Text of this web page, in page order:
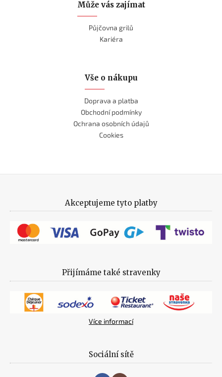
Může vás zajímat
Půjčovna grilů
Kariéra
Vše o nákupu
Doprava a platba
Obchodní podmínky
Ochrana osobních údajů
Cookies
Akceptujeme tyto platby
Přijímáme také stravenky
Více informací
Sociální sítě